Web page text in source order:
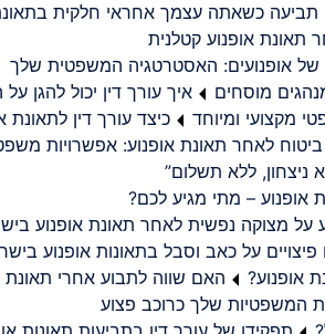
תביעה כשאתה עצמך אחראי חלקית
אופנוע קטלנית
של אופנועים: האסטרטגיה המשפטית שלך
מוסחים
איך עורך דין יכול להגן
מקצועי ומיוחד
כיצד עורך דין
לאחר תאונת אופנוע: אפשרויות
ניצחון, ללא תשלום”
אופנוע – מתי מגיע לכם?
על מצוקה נפשית לאחר תאונת אופנוע
על כאב וסבל בתאונות אופנוע
אופנוע?
האם שווה לתבוע אחרי תאונת
המשפטיות שלך כרוכב פצוע